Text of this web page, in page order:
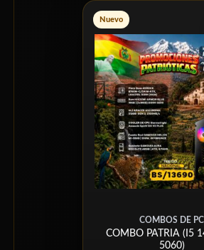
Nuevo
COMBOS DE PC
COMBO PATRIA (I5
5060)